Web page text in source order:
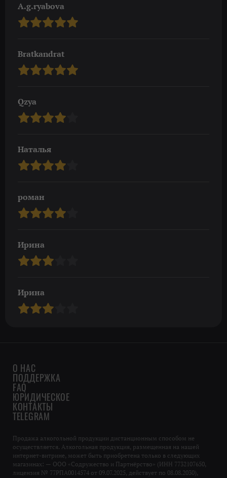
A.g.ryabova
Bratkandrat
Qzya
Наталья
роман
Ирина
Ирина
О НАС
ПОДДЕРЖКА
FAQ
ЮРИДИЧЕСКОЕ
КОНТАКТЫ
TELEGRAM
Продажа алкогольной продукции дистанционным способом не
осуществляется. Алкогольная продукция, размещенная на нашей
интернет-витрине, может быть приобретена только в следующих
магазинах: — ООО «Содружество и Партнёрство» (ИНН 7732107650,
лицензия № 77РПА0014574 от 09.07.2025, действует по 08.08.2030),